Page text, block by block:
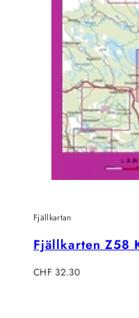
Fjällkartan
Fjällkarten Z58
Regulärer
CHF 32.30